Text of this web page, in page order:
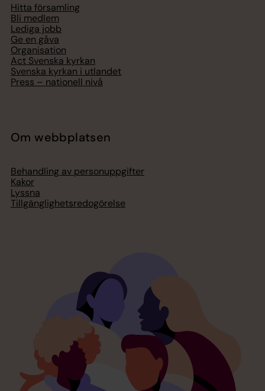
Hitta församling
Bli medlem
Lediga jobb
Ge en gåva
Organisation
Act Svenska kyrkan
Svenska kyrkan i utlandet
Press – nationell nivå
Om webbplatsen
Behandling av personuppgifter
Kakor
Lyssna
Tillgänglighetsredogörelse